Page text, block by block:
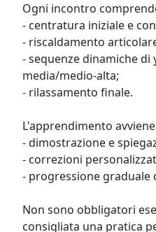
Ogni incontro
- centratura iniziale e
- riscaldamento
- sequenze dinamiche di
media/medio-alta;
- rilassamento finale.
L'apprendimento
- dimostrazione e
- correzioni
- progressione graduale
Non sono obbligatori
consigliata una pratica